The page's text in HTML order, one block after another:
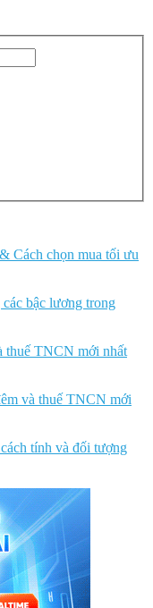
Cách chọn mua tối ưu
bậc lương trong
thuế TNCN mới nhất
và thuế TNCN mới
tính và đối tượng